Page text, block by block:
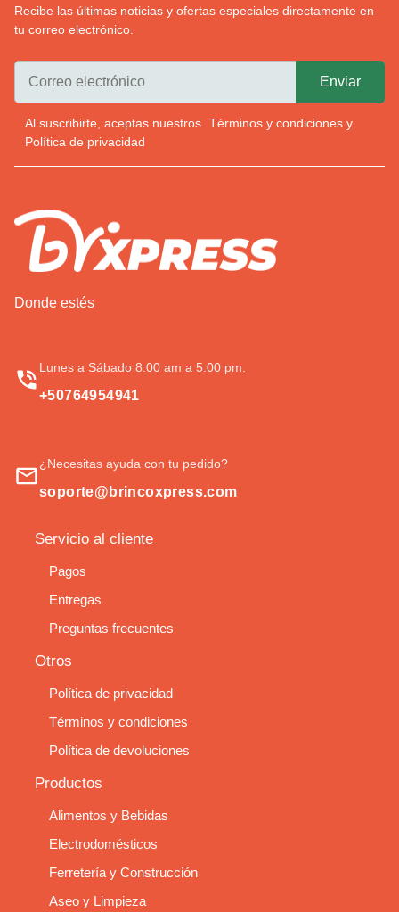
Recibe las últimas noticias y ofertas especiales directamente en
tu correo electrónico.
Al suscribirte, aceptas nuestros Términos y condiciones y
Política de privacidad
Donde estés
Lunes a Sábado 8:00 am a 5:00 pm.
+50764954941
¿Necesitas ayuda con tu pedido?
soporte@brincoxpress.com
Servicio al cliente
Pagos
Entregas
Preguntas frecuentes
Otros
Política de privacidad
Términos y condiciones
Política de devoluciones
Productos
Alimentos y Bebidas
Electrodomésticos
Ferretería y Construcción
Aseo y Limpieza